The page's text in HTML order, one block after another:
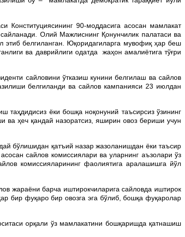
Конституциясининг 90-моддасига асосан мамлакат
Олий Мажлиснинг Қонунчилик палатаси ва
этиб белгиланган. Юқоридагиларга мувофиқ ҳар беш
ва даврийлиги одатда жаҳон амалиётига тўғри
сайловини ўтказиш кунини белгилаш ва сайлов
белгиланди ва сайлов кампанияси 23 июлдан
таҳдидисиз ёки бошқа ноқонуний таъсирсиз ўзининг
ва ҳеч қандай назоратсиз, яширин овоз бериши учун
бўлишидан қатъий назар жазоланишдан ёки таъсир
сайлов комиссиялари ва уларнинг аъзолари ўз
комиссияларининг фаолиятига аралашишга йўл
жараёни барча иштирокчиларига сайловда иштирок
бир фуқаро бир овозга эга бўлиб, бошқа фуқаролар
орқали ўз мамлакатини бошқаришда қатнашиш